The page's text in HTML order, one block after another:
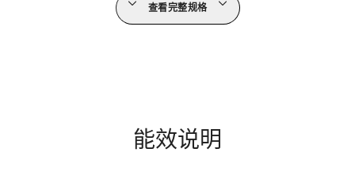
查看完整规格
能效说明